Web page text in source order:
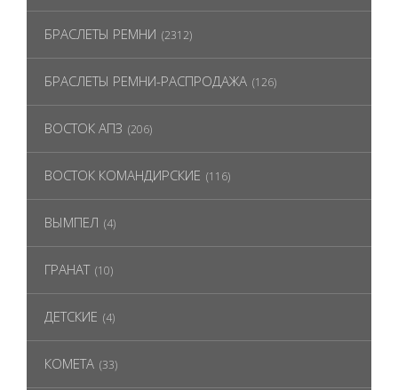
БРАСЛЕТЫ РЕМНИ (2312)
БРАСЛЕТЫ РЕМНИ-РАСПРОДАЖА (126)
ВОСТОК АПЗ (206)
ВОСТОК КОМАНДИРСКИЕ (116)
ВЫМПЕЛ (4)
ГРАНАТ (10)
ДЕТСКИЕ (4)
КОМЕТА (33)